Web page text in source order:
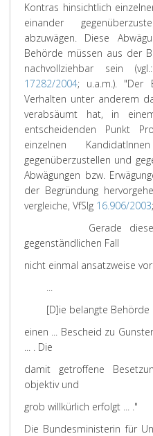
Kontras hinsichtlich
einander
abzuwägen. Diese
Behörde müssen aus der
nachvollziehbar sein
17282/2004; u.a.m.). "Der
Verhalten unter anderem
verabsäumt hat, in
entscheidenden Punkt
einzelnen
gegenüberzustellen und
Abwägungen bzw.
der Begründung
vergleiche, VfSlg 16.906/2003
Gerade diese
gegenständlichen Fall
nicht einmal ansatzweise
...
[D]ie belangte Behörde
einen ... Bescheid zu
... . Die
damit getroffene
objektiv und
grob willkürlich erfolgt ... ."
Die Bundesministerin für